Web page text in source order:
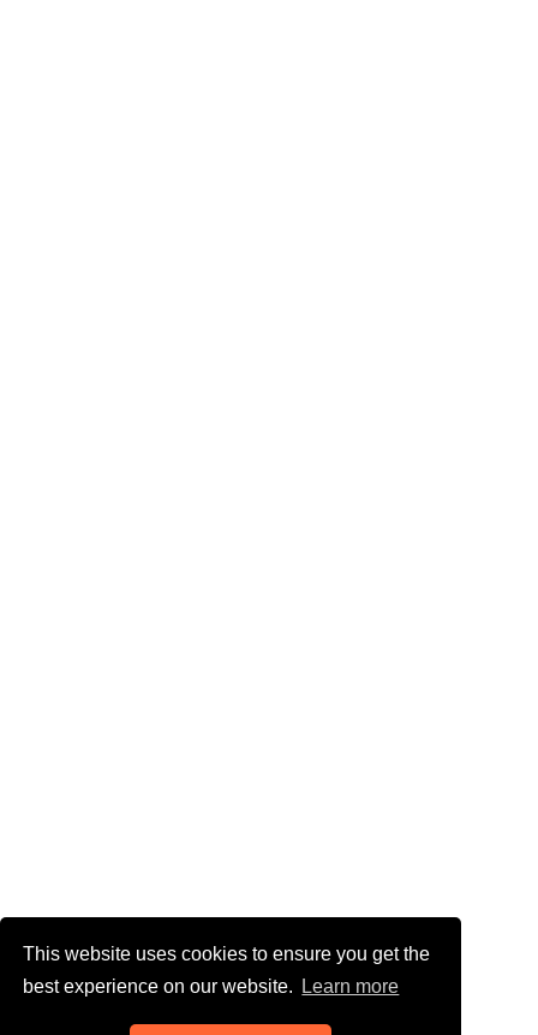
This website uses cookies to ensure you get the
best experience on our website.
Learn more